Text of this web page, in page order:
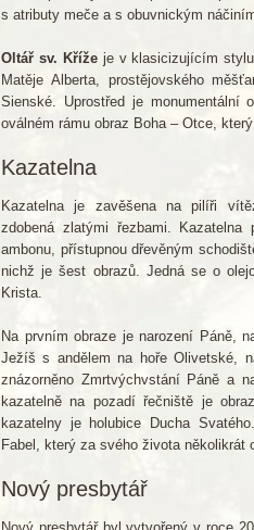
s atributy meče a s obuvnickým
Oltář sv. Křížeje v klasicizujícím stylu
Matěje Alberta, prostějovského
Sienské. Uprostřed je monumentální
oválném rámu obraz Boha – Otce,
Kazatelna
Kazatelna je zavěšena na pilíři
zdobená zlatými řezbami.
ambonu, přístupnou dřevěným
nichž je šest obrazů. Jedná se o
Krista.
Na prvním obraze je narození Páně,
Ježíš s andělem na hoře Olivetské,
znázorněno Zmrtvýchvstání Páně a
kazatelně na pozadí řečniště je
kazatelny je holubice Ducha
Fabel, který za svého života několikrát
Nový presbytář